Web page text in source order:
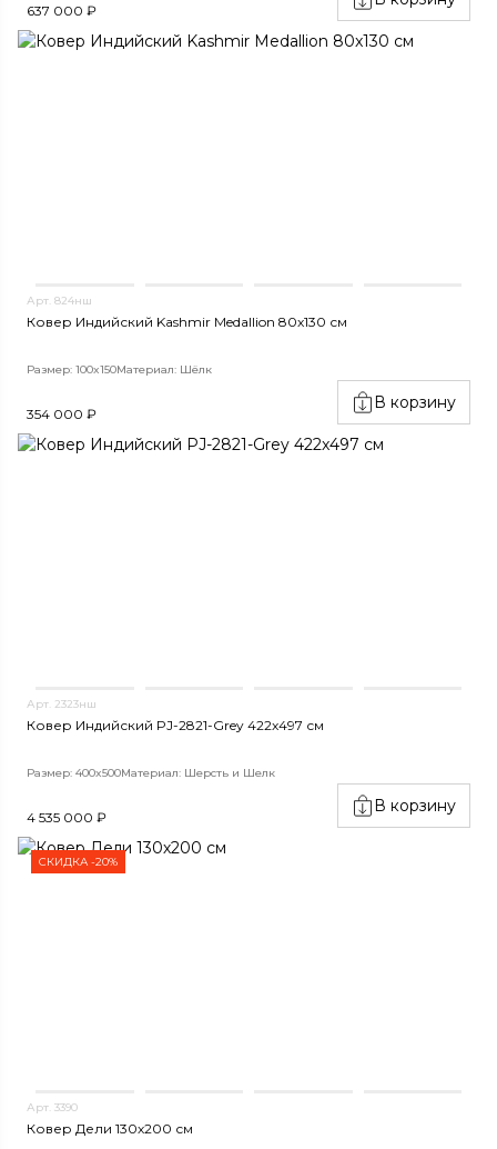
637 000 ₽
Арт. 824нш
Ковер Индийский Kashmir Medallion 80x130 см
Размер: 100x150Материал: Шёлк
354 000 ₽
В корзину
Арт. 2323нш
Ковер Индийский PJ-2821-Grey 422x497 см
Размер: 400x500Материал: Шерсть и Шелк
4 535 000 ₽
В корзину
СКИДКА -20%
Арт. 3390
Ковер Дели 130х200 см